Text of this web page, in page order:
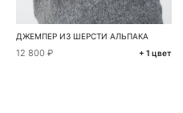
ДЖЕМПЕР ИЗ ШЕРСТИ АЛЬПАКА
12 800 ₽ + 1 цвет